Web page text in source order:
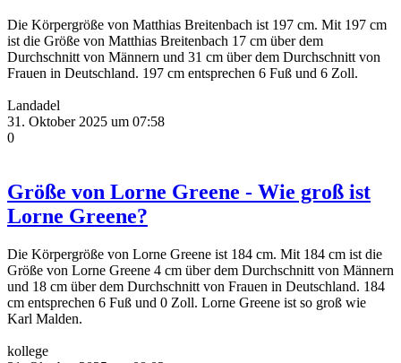
Die Körpergröße von Matthias Breitenbach ist 197 cm. Mit 197 cm
ist die Größe von Matthias Breitenbach 17 cm über dem
Durchschnitt von Männern und 31 cm über dem Durchschnitt von
Frauen in Deutschland. 197 cm entsprechen 6 Fuß und 6 Zoll.
Landadel
31. Oktober 2025 um 07:58
0
Größe von Lorne Greene - Wie groß ist
Lorne Greene?
Die Körpergröße von Lorne Greene ist 184 cm. Mit 184 cm ist die
Größe von Lorne Greene 4 cm über dem Durchschnitt von Männern
und 18 cm über dem Durchschnitt von Frauen in Deutschland. 184
cm entsprechen 6 Fuß und 0 Zoll. Lorne Greene ist so groß wie
Karl Malden.
kollege